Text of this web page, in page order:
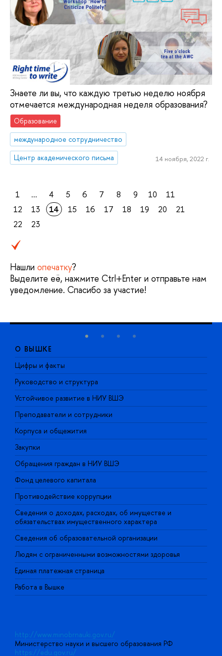
Знаете ли вы, что каждую третью неделю ноября
отмечается международная неделя образования?
Образование
международное сотрудничество
Центр академического письма
14 ноября, 2022 г.
1 ... 4 5 6 7 8 9 10
11
12
13 14 15 16 17 18 19 20
21
22
23
Нашли опечатку?
Выделите её, нажмите Ctrl+Enter и отправьте нам
уведомление. Спасибо за участие!
О ВЫШКЕ
Цифры и факты
Руководство и структура
Устойчивое развитие в НИУ ВШЭ
Преподаватели и сотрудники
Корпуса и общежития
Закупки
Обращения граждан в НИУ ВШЭ
Фонд целевого капитала
Противодействие коррупции
Сведения о доходах, расходах, об имуществе и
обязательствах имущественного характера
Сведения об образовательной организации
Людям с ограниченными возможностями здоровья
Единая платежная страница
Работа в Вышке
http://www.minobrnauki.gov.ru/
Министерство науки и высшего образования РФ
https://edu.gov.ru/